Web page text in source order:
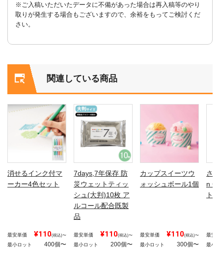
※ご入稿いただいたデータに不備があった場合は再入稿等のやり
取りが発生する場合もございますので、余裕をもってご検討くだ
さい。
関連している商品
消せるインク付マ
ーカー4色セット
最安単価 ¥110(税込)〜
最小ロット 400個〜
7days,7年保存 防
災ウェットティッ
シュ(大判)10枚 ア
ルコール配合既製
品
最安単価 ¥110(税込)〜
最小ロット 200個〜
カップスイーツウ
ォッシュボール1個
最安単価 ¥110(税込)〜
最小ロット 300個〜
さ
n
ト(
最安
最小